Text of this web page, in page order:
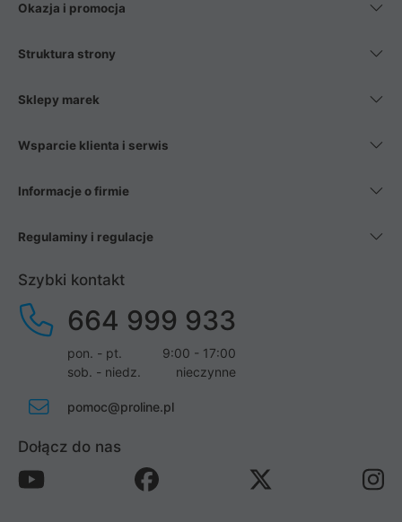
Okazja i promocja
Struktura strony
Sklepy marek
Wsparcie klienta i serwis
Informacje o firmie
Regulaminy i regulacje
Szybki kontakt
664 999 933
pon. - pt.
9:00 - 17:00
sob. - niedz.
nieczynne
pomoc@proline.pl
Dołącz do nas